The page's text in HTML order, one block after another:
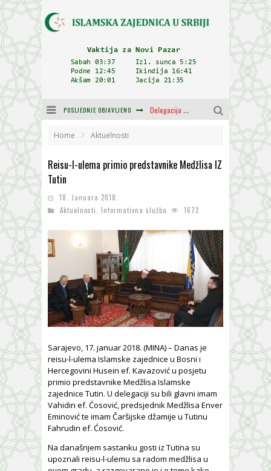
POSLJEDNJE OBJAVLJENO Delegacija IZ-e na godišnjici bitke kod Petrovaradina
Mešihat IZ-e u Srbiji i CHR Hajrat donirali obuću i odjeću za džemat u Kragujevcu
Orijentalna kuća Osman-age Trtovca u Novom Pazaru
Home Aktuelnosti
Reisu-l-ulema primio predstavnike Medžlisa IZ
Tutin
18. Januara 2018.
Aktuelnosti
Informativna služba 1672
Sarajevo, 17. januar 2018. (MINA) – Danas je
reisu-l-ulema Islamske zajednice u Bosni i
Hercegovini Husein ef. Kavazović u posjetu
primio predstavnike Medžlisa Islamske
zajednice Tutin. U delegaciji su bili glavni imam
Vahidin ef. Ćosović, predsjednik Medžlisa Enver
Eminović te imam Čaršijske džamije u Tutinu
Fahrudin ef. Ćosović.
Na današnjem sastanku gosti iz Tutina su
upoznali reisu-l-ulemu sa radom medžlisa u